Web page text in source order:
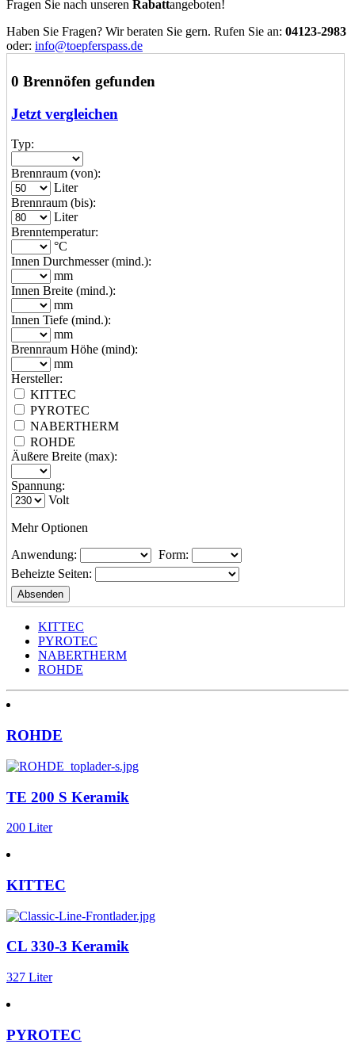
Fragen Sie nach unseren Rabattangeboten!
Haben Sie Fragen? Wir beraten Sie gern. Rufen Sie an: 04123-2983
oder: info@toepferspass.de
0 Brennöfen gefunden
Jetzt vergleichen
Typ:
Brennraum (von):
Liter
Brennraum (bis):
Liter
Brenntemperatur:
°C
Innen Durchmesser (mind.):
mm
Innen Breite (mind.):
mm
Innen Tiefe (mind.):
mm
Brennraum Höhe (mind):
mm
Hersteller:
KITTEC
PYROTEC
NABERTHERM
ROHDE
Äußere Breite (max):
Spannung:
Volt
Mehr Optionen
Anwendung:
Form:
Beheizte Seiten:
KITTEC
PYROTEC
NABERTHERM
ROHDE
ROHDE
TE 200 S Keramik
200 Liter
KITTEC
CL 330-3 Keramik
327 Liter
PYROTEC